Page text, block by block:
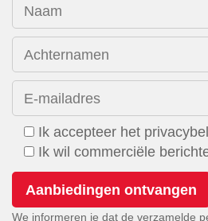
Naam
Achternamen
E-mailadres
Ik accepteer het
Ik wil commerciële
We informeren je dat de verzamelde